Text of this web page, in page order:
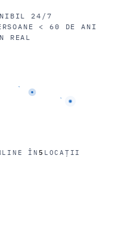
24/7
< 60 DE ANI
REAL
ÎN 5 LOCAȚII